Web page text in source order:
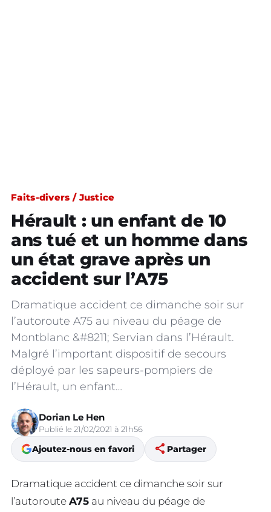
Faits-divers / Justice
Hérault : un enfant de 10
ans tué et un homme dans
un état grave après un
accident sur l’A75
Dramatique accident ce dimanche soir sur
l’autoroute A75 au niveau du péage de
Montblanc &#8211; Servian dans l’Hérault.
Malgré l’important dispositif de secours
déployé par les sapeurs-pompiers de
l’Hérault, un enfant…
Dorian Le Hen
Publié le 21/02/2021 à 21h56
Ajoutez-nous en favori share Partager
Dramatique accident ce dimanche soir sur
l’autoroute A75 au niveau du péage de